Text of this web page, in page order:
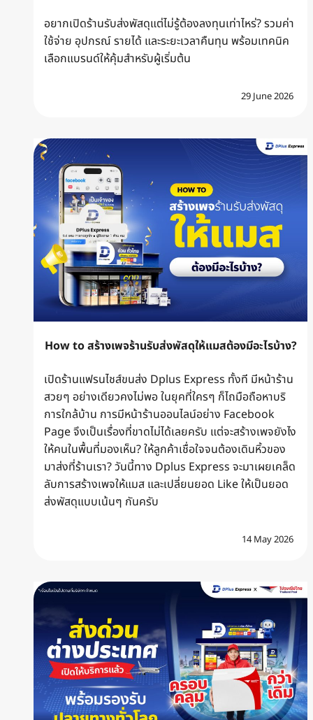
29 June 2026
อยากเปิดร้านรับส่งพัสดุแต่ไม่รู้ต้องลงทุนเท่าไหร่? รวมค่า
ใช้จ่าย อุปกรณ์ รายได้ และระยะเวลาคืนทุน พร้อมเทคนิค
เลือกแบรนด์ให้คุ้มสำหรับผู้เริ่มต้น
How to สร้างเพจร้านรับส่งพัสดุให้แมสต้องมีอะไรบ้าง?
14 May 2026
เปิดร้านแฟรนไชส์ขนส่ง Dplus Express ทั้งที มีหน้าร้าน
สวยๆ อย่างเดียวคงไม่พอ ในยุคที่ใครๆ ก็ไถมือถือหาบริ
การใกล้บ้าน การมีหน้าร้านออนไลน์อย่าง Facebook
Page จึงเป็นเรื่องที่ขาดไม่ได้เลยครับ แต่จะสร้างเพจยังไง
ให้คนในพื้นที่มองเห็น? ให้ลูกค้าเชื่อใจจนต้องเดินหิ้วของ
มาส่งที่ร้านเรา? วันนี้ทาง Dplus Express จะมาเผยเคล็ด
ลับการสร้างเพจให้แมส และเปลี่ยนยอด Like ให้เป็นยอด
ส่งพัสดุแบบเน้นๆ กันครับ